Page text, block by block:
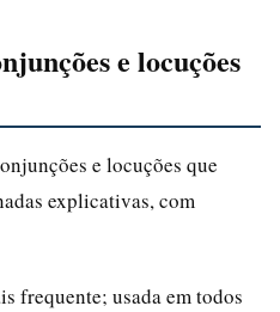
e locuções
e locuções que
explicativas, com
frequente; usada em todos